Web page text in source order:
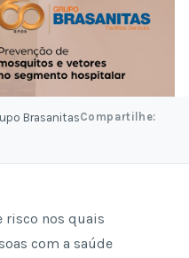
BrasanitasCompartilhe:
risco nos quais
com a saúde